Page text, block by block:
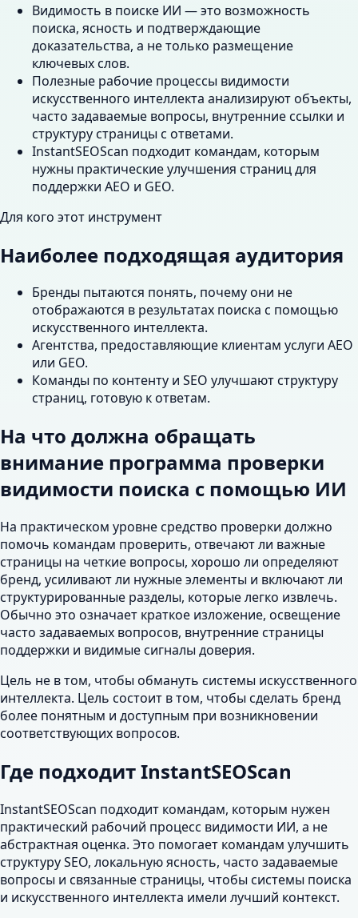
Видимость в поиске ИИ — это возможность
поиска, ясность и подтверждающие
доказательства, а не только размещение
ключевых слов.
Полезные рабочие процессы видимости
искусственного интеллекта анализируют объекты,
часто задаваемые вопросы, внутренние ссылки и
структуру страницы с ответами.
InstantSEOScan подходит командам, которым
нужны практические улучшения страниц для
поддержки AEO и GEO.
Для кого этот инструмент
Наиболее подходящая аудитория
Бренды пытаются понять, почему они не
отображаются в результатах поиска с помощью
искусственного интеллекта.
Агентства, предоставляющие клиентам услуги AEO
или GEO.
Команды по контенту и SEO улучшают структуру
страниц, готовую к ответам.
На что должна обращать
внимание программа проверки
видимости поиска с помощью ИИ
На практическом уровне средство проверки должно
помочь командам проверить, отвечают ли важные
страницы на четкие вопросы, хорошо ли определяют
бренд, усиливают ли нужные элементы и включают ли
структурированные разделы, которые легко извлечь.
Обычно это означает краткое изложение, освещение
часто задаваемых вопросов, внутренние страницы
поддержки и видимые сигналы доверия.
Цель не в том, чтобы обмануть системы искусственного
интеллекта. Цель состоит в том, чтобы сделать бренд
более понятным и доступным при возникновении
соответствующих вопросов.
Где подходит InstantSEOScan
InstantSEOScan подходит командам, которым нужен
практический рабочий процесс видимости ИИ, а не
абстрактная оценка. Это помогает командам улучшить
структуру SEO, локальную ясность, часто задаваемые
вопросы и связанные страницы, чтобы системы поиска
и искусственного интеллекта имели лучший контекст.